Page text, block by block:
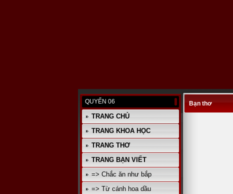
QUYỂN 06
TRANG CHỦ
TRANG KHOA HỌC
TRANG THƠ
TRANG BẠN VIẾT
=> Chắc ăn như bắp
=> Từ cánh hoa dầu
Bạn thơ